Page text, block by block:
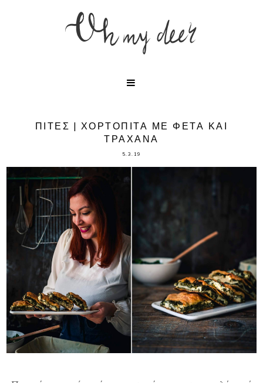
ΠΙΤΕΣ | ΧΟΡΤΟΠΙΤΑ ΜΕ ΦΕΤΑ ΚΑΙ
ΤΡΑΧΑΝΑ
5.3.19